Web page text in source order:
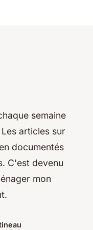
semaine
articles sur
documentés
C'est devenu
mon